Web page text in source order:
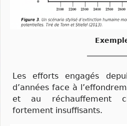
Les efforts engagés
d’années face à
et au réchauffement
fortement insuffisants.